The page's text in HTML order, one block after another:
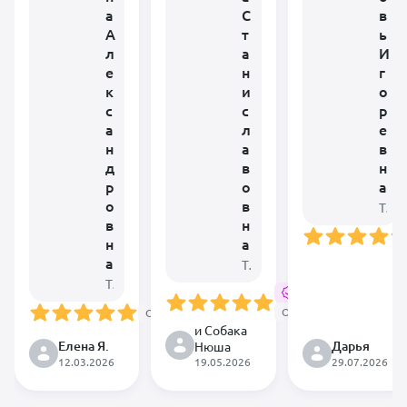
а
А
л
е
к
с
а
н
д
р
о
в
н
а
Терапевт • Анестезиолог • Невролог
Онлайн
отметить
невероятное
Елена Я.
12.03.2026
С
т
а
н
и
с
л
а
в
о
в
н
а
Терапевт
Онлайн
Уже год
прошел со дня
консультации.Мопс
и Собака
Нюша
19.05.2026
в
ь
И
г
о
р
е
в
н
а
Терапевт • Гастроэнтеролог • Нефролог • Хирург
посоветовала
замечательно
ветеринара,
Дарья
29.07.2026